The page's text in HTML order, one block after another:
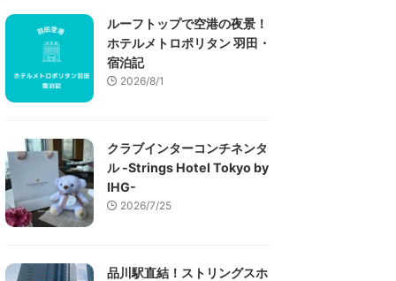
ルーフトップで空港の夜景！
ホテルメトロポリタン 羽田・
宿泊記
2026/8/1
クラブインターコンチネンタ
ル -Strings Hotel Tokyo by
IHG-
2026/7/25
品川駅直結！ストリングスホ